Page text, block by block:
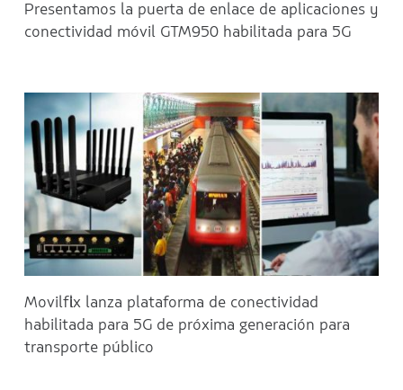
Presentamos la puerta de enlace de aplicaciones y
conectividad móvil GTM950 habilitada para 5G
Movilflix lanza plataforma de conectividad
habilitada para 5G de próxima generación para
transporte público